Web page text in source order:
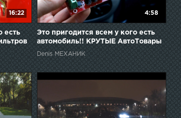
16:22
есть
4:58
Это пригодится всем у кого есть
автомобиль!! КРУТЫЕ АвтоТовары
Denis МЕХАНИК